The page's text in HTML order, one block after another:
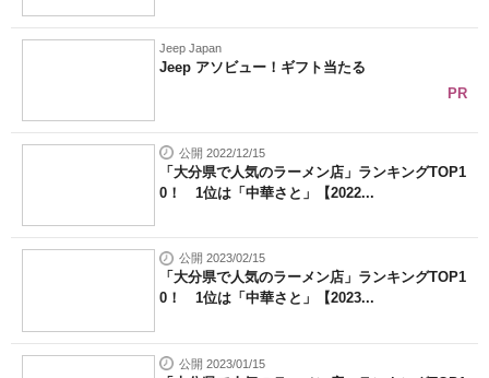
Jeep Japan
Jeep アソビュー！ギフト当たる
PR
公開 2022/12/15
「大分県で人気のラーメン店」ランキングTOP1
0！ 1位は「中華さと」【2022...
公開 2023/02/15
「大分県で人気のラーメン店」ランキングTOP1
0！ 1位は「中華さと」【2023...
公開 2023/01/15